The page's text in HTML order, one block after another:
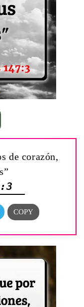
de corazón,